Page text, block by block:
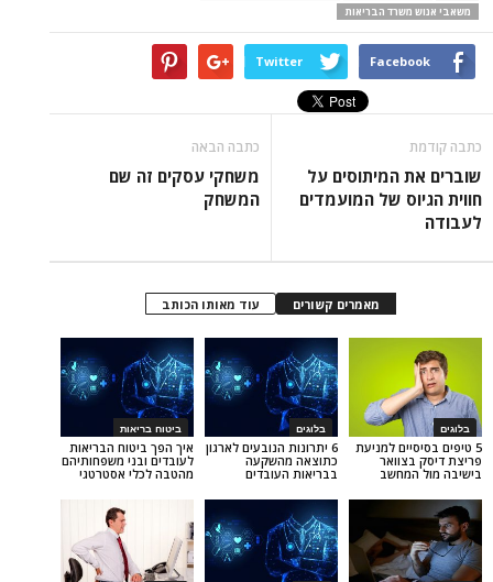
הבריאות
Twitter
על
של המועמדים
משחקי עסקים זה שם
המשחק
עוד מאותו הכותב
איך הפך ביטוח הבריאות
לעובדים ובני משפחותיהם
מהטבה לכלי אסטרטגי
בלוגים
6 יתרונות הנובעים לארגון
כתוצאה מהשקעה
בבריאות העובדים
למניעת